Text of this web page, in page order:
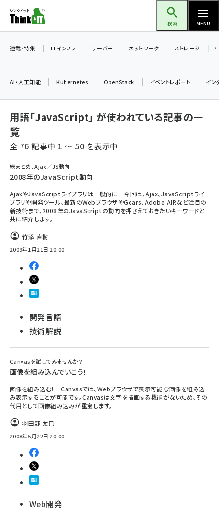
ン
ツ
検索 MENU
iot女子会 (2295)
北海道をのんびり旅する晴山佳須夫のヒント集！ (2050)
drupal (1966)
genai (1494)
abc123 (1371)
ai crunch (1365)
連載・特集 ITインフラ サーバー ネットワーク ストレージ
AI・人工知能 Kubernetes OpenStack イベントレポート イン
用語「JavaScript」 が使われている記事の一
覧
全 76 記事中 1 ～ 50 を表示中
総まとめ、Ajax／JS動向
2008年のJavaScript動向
AjaxやJavaScriptライブラリは一般的に 今回は、Ajax、JavaScriptライ
ブラリや開発ツール、最新のWebブラウザやGears、Adobe AIRなど注目の
新技術まで、2008年のJavaScriptの動向を押さえておきたいキーワードと
共に紹介します。
竹添 直樹
2009年1月21日 20:00
開発言語
技術解説
Canvasを試してみませんか？
画像を組み込んでいこう！
画像を組み込む！ Canvasでは、Webブラウザで表示可能な画像を組み込
み表示することが可能です。Canvasは文字を描画する機能がないため、その
代用として画像組み込みが重宝します。
羽田野 太巳
2008年5月22日 20:00
Web開発